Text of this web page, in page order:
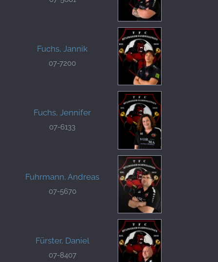
Fuchs, Jannik
07-7200
Fuchs, Jennifer
07-6133
Fuhrmann, Andreas
07-5670
Fürster, Daniel
07-8407